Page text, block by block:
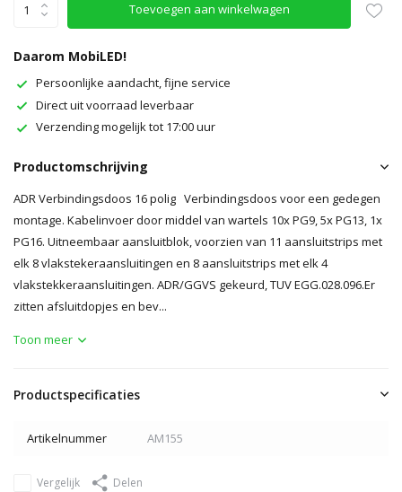
Toevoegen aan winkelwagen
Daarom MobiLED!
Persoonlijke aandacht, fijne service
Direct uit voorraad leverbaar
Verzending mogelijk tot 17:00 uur
Productomschrijving
ADR Verbindingsdoos 16 polig Verbindingsdoos voor een gedegen
montage. Kabelinvoer door middel van wartels 10x PG9, 5x PG13, 1x
PG16. Uitneembaar aansluitblok, voorzien van 11 aansluitstrips met
elk 8 vlakstekeraansluitingen en 8 aansluitstrips met elk 4
vlakstekkeraansluitingen. ADR/GGVS gekeurd, TUV EGG.028.096.Er
zitten afsluitdopjes en bev...
Toon meer
Productspecificaties
Artikelnummer AM155
Vergelijk Delen